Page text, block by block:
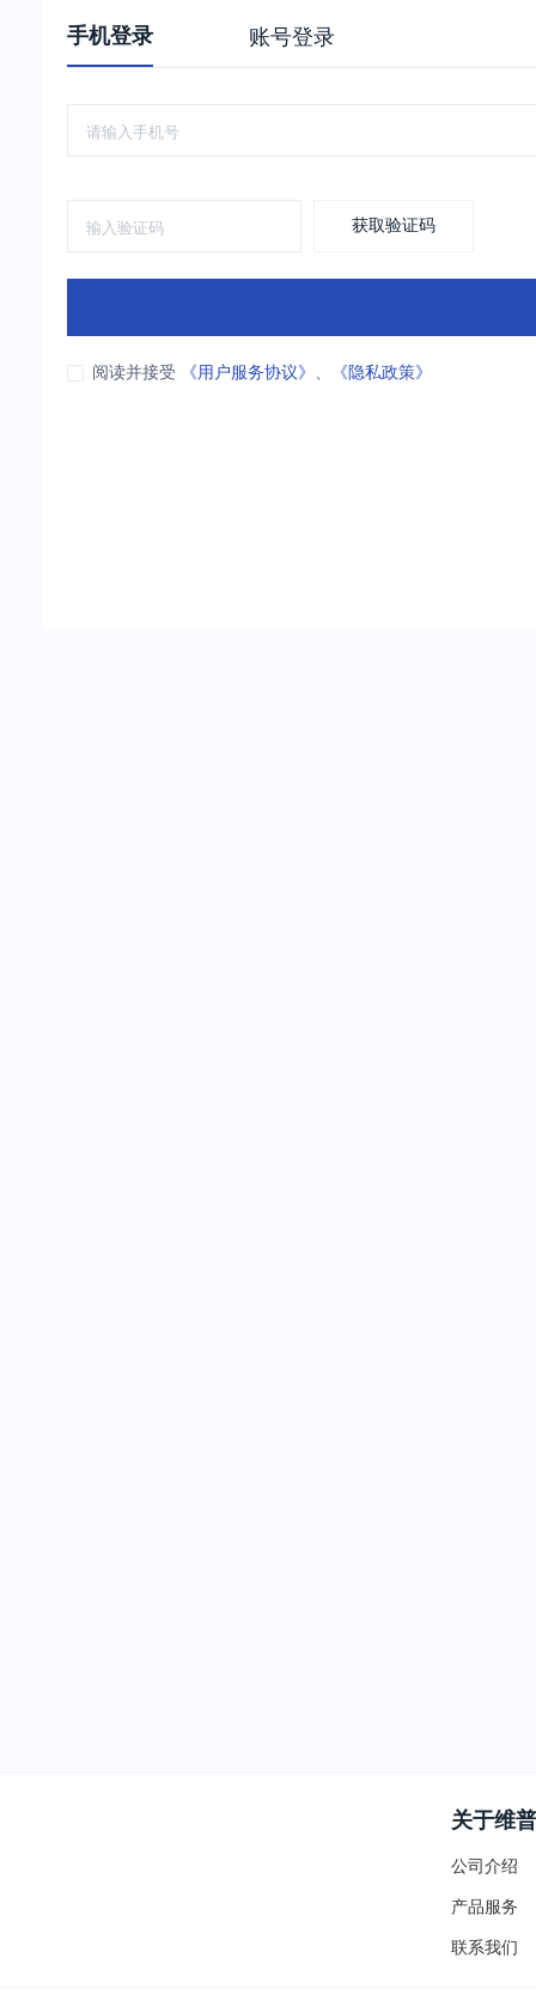
手机登录 账号登录
获取验证码
阅读并接受 《用户服务协议》 、 《隐私政策》
关于维普
公司介绍
产品服务
联系我们